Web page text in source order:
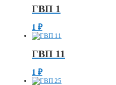
ГВП 1
1 ₽
ГВП 11
1 ₽